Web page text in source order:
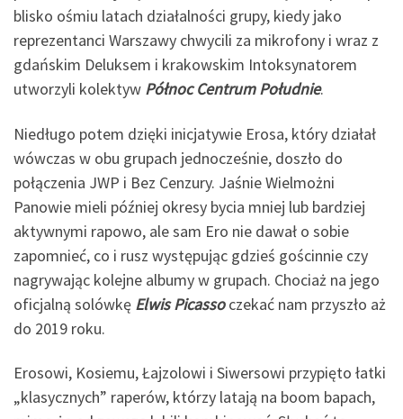
blisko ośmiu latach działalności grupy, kiedy jako
reprezentanci Warszawy chwycili za mikrofony i wraz z
gdańskim Deluksem i krakowskim Intoksynatorem
utworzyli kolektyw Północ Centrum Południe.
Niedługo potem dzięki inicjatywie Erosa, który działał
wówczas w obu grupach jednocześnie, doszło do
połączenia JWP i Bez Cenzury. Jaśnie Wielmożni
Panowie mieli później okresy bycia mniej lub bardziej
aktywnymi rapowo, ale sam Ero nie dawał o sobie
zapomnieć, co i rusz występując gdzieś gościnnie czy
nagrywając kolejne albumy w grupach. Chociaż na jego
oficjalną solówkę Elwis Picassoczekać nam przyszło aż
do 2019 roku.
Erosowi, Kosiemu, Łajzolowi i Siwersowi przypięto łatki
„klasycznych” raperów, którzy latają na boom bapach,